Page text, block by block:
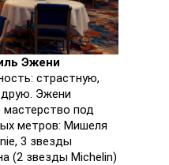
Эжени
страстную,
Эжени
под
метров: Мишеля
3 звезды
(2 звезды Michelin)